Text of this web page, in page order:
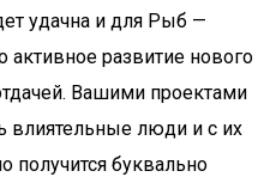
удачна и для Рыб —
развитие нового
Вашими проектами
влиятельные люди и с их
получится буквально